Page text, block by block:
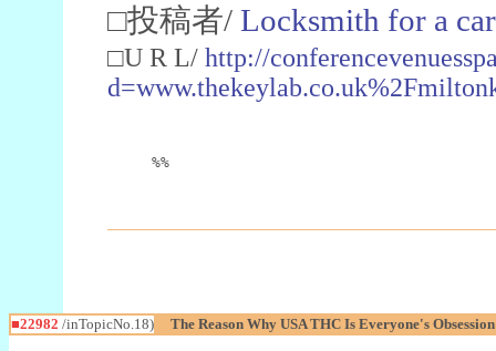
□投稿者/ Locksmith for a car
□U R L/ http://
%%
■22982 /inTopicNo.18) The Reason Why USA THC Is Everyone's